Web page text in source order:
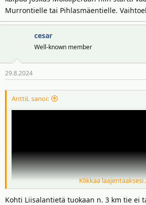
Murrontielle tai Pihlasmäentielle.
cesar
Well-known member
29.8.2024
AnttiL sanoi:
Klikkaa
Kohti Liisalantietä tuokaan n. 3 km tie ei